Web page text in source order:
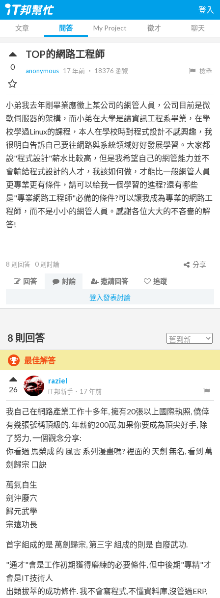
登入
文章 問答 My Project 徵才 聊天
TOP的網路工程師
anonymous 17 年前 ‧ 18376 瀏覽 檢舉
0
小弟我去年剛畢業應徵上某公司的網管人員，公司目前是微
軟伺服器的架構，而小弟在大學是讀資訊工程系畢業，在學
校學過Linux的課程，本人在學校時對程式設計不感興趣，我
很明白告訴自己要往網路與系統領域好好發展學習。大家都
說"程式設計"薪水比較高，但是我希望自己的網管能力並不
會輸給程式設計的人才，我該如何做，才能比一般網管人員
更專業更有條件，請可以給我一個學習的進程?還有哪些
是"專業網路工程師"必備的條件?可以讓我成為專業的網路工
程師，而不是小小的網管人員。感謝各位大大的不吝嗇的解
答!
8 則回答 0 則討論
分享
回答
討論 邀請回答
追蹤
登入發表討論
8 則回答
最佳解答
raziel
iT邦新手 ． 17 年前
26
我自己在網路產業工作十多年, 擁有20張以上國際執照, 僥倖
有幾張號稱頂級的. 年薪約200萬.如果你要成為頂尖好手, 除
了努力, 一個觀念分享:
你看過 馬榮成 的 風雲 系列漫畫嗎? 裡面的 天劍 無名, 看到 萬
劍歸宗 口訣
萬氣自生
劍沖廢穴
歸元武學
宗遠功長
首字組成的是 萬劍歸宗, 第三字 組成的則是 自廢武功.
"通才"會是工作初期獲得磨練的必要條件, 但中後期"專精"才
會是IT技術人
出類拔萃的成功條件. 我不會寫程式,不懂資料庫,沒管過ERP,